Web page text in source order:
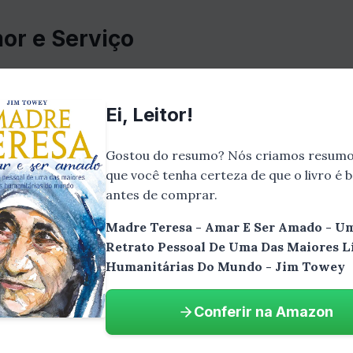
e Serviço
na Macedônia, em 1910. Desde cedo, ela
ela ingressou na ordem das Irmãs de Loreto e
sua vida.
a pobreza e o sofrimento de milhões de
a situação dos mais pobres e decidiu dedicar
das Missionárias da Caridade, que se tornou
do mundo.
Teresa
trabalham em mais de 130 países, prestando
Ei, Leitor!
Gostou do resumo? Nós criamos
que você tenha certeza de que o livro é
antes de comprar.
Madre Teresa - Amar E Ser Amado -
Retrato Pessoal De Uma Das Maiores
Humanitárias Do Mundo - Jim Towey
Conferir na Amazon